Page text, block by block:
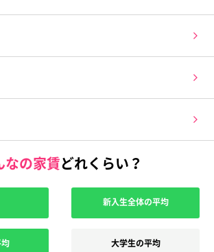
なの家賃どれくらい？
新入生全体の平均
大学生の平均